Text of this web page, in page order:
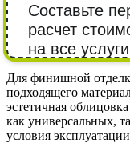
Составьте
расчет
на все
Для финишной
подходящего
эстетичная
как универсальных,
условия